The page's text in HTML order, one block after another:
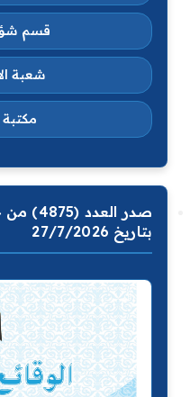
قسم
شعبة
مكتبة
صدر
بتاريخ 27/7/2026